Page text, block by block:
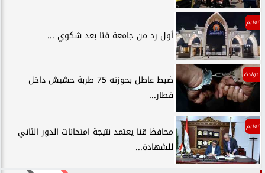
تعليم
أول رد من جامعة قنا بعد شكوي ...
حوادث
ضبط عاطل بحوزته 75 طربة حشيش داخل
قطار...
تعليم
محافظ قنا يعتمد نتيجة امتحانات الدور الثاني
للشهادة...